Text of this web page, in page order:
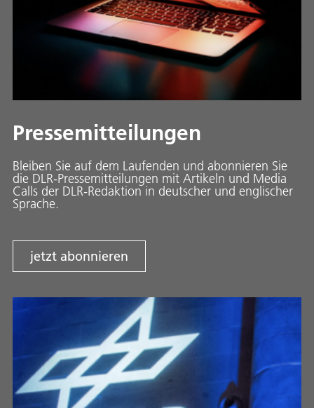
Pressemitteilungen
Bleiben Sie auf dem Laufenden und abonnieren Sie
die DLR-Pressemitteilungen mit Artikeln und Media
Calls der DLR-Redaktion in deutscher und englischer
Sprache.
jetzt abonnieren